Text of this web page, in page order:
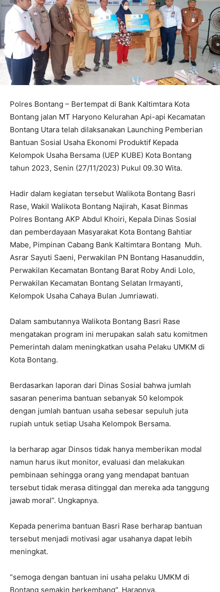
Polres Bontang – Bertempat di Bank Kaltimtara Kota
Bontang jalan MT Haryono Kelurahan Api-api Kecamatan
Bontang Utara telah dilaksanakan Launching Pemberian
Bantuan Sosial Usaha Ekonomi Produktif Kepada
Kelompok Usaha Bersama (UEP KUBE) Kota Bontang
tahun 2023, Senin (27/11/2023) Pukul 09.30 Wita.
Hadir dalam kegiatan tersebut Walikota Bontang Basri
Rase, Wakil Walikota Bontang Najirah, Kasat Binmas
Polres Bontang AKP Abdul Khoiri, Kepala Dinas Sosial
dan pemberdayaan Masyarakat Kota Bontang Bahtiar
Mabe, Pimpinan Cabang Bank Kaltimtara Bontang Muh.
Asrar Sayuti Saeni, Perwakilan PN Bontang Hasanuddin,
Perwakilan Kecamatan Bontang Barat Roby Andi Lolo,
Perwakilan Kecamatan Bontang Selatan Irmayanti,
Kelompok Usaha Cahaya Bulan Jumriawati.
Dalam sambutannya Walikota Bontang Basri Rase
mengatakan program ini merupakan salah satu komitmen
Pemerintah dalam meningkatkan usaha Pelaku UMKM di
Kota Bontang.
Berdasarkan laporan dari Dinas Sosial bahwa jumlah
sasaran penerima bantuan sebanyak 50 kelompok
dengan jumlah bantuan usaha sebesar sepuluh juta
rupiah untuk setiap Usaha Kelompok Bersama.
Ia berharap agar Dinsos tidak hanya memberikan modal
namun harus ikut monitor, evaluasi dan melakukan
pembinaan sehingga orang yang mendapat bantuan
tersebut tidak merasa ditinggal dan mereka ada tanggung
jawab moral”. Ungkapnya.
Kepada penerima bantuan Basri Rase berharap bantuan
tersebut menjadi motivasi agar usahanya dapat lebih
meningkat.
“semoga dengan bantuan ini usaha pelaku UMKM di
Bontang semakin berkembang”. Harapnya.